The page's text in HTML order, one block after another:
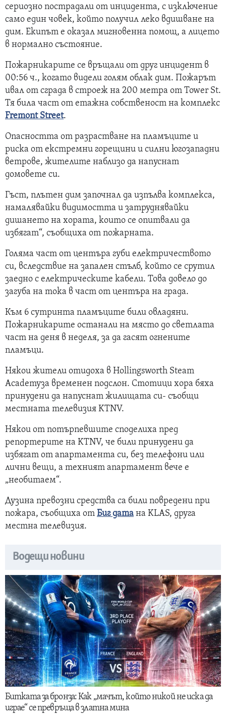
сериозно пострадали от инцидента, с изключение
само един човек, който получил леко вдишване на
дим. Екипът е оказал мигновенна помощ, а лицето
в нормално състояние.
Пожарникарите се връщали от друг инцидент в
00:56 ч., когато видели голям облак дим. Пожарът
ивал от сграда в строеж на 200 метра от Tower St.
Тя била част от етажна собственост на комплекс
Fremont Street.
Опасността от разрастване на пламъците и
риска от екстремни горещини и силни югозападни
ветрове, жителите наблизо да напуснат
домовете си.
Гъст, плътен дим започнал да изпълва комплекса,
намалявайки видимостта и затруднявайки
дишането на хората, които се опитвали да
избягат“, съобщиха от пожарната.
Голяма част от центъра губи електричеството
си, вследствие на запален стълб, който се срутил
заедно с електрическите кабели. Това довело до
загуба на тока в част от центъра на града.
Към 6 сутринта пламъците били овладяни.
Пожарникарите останали на място до светлата
част на деня в неделя, за да гасят огнените
пламъци.
Някои жители отидоха в Hollingsworth Steam
Academyза временен подслон. Стотици хора бяха
принудени да напуснат жилищата си- съобщи
местната телевизия KTNV.
Някои от потърпевшите споделиха пред
репортерите на KTNV, че били принудени да
избягат от апартамента си, без телефони или
лични вещи, а техният апартамент вече е
„необитаем“.
Дузина превозни средства са били повредени при
пожара, съобщиха от Биг дата на KLAS, друга
местна телевизия.
Водещи новини
Битката за бронза: Как „мачът, който никой не иска да
играе“ се превръща в златна мина